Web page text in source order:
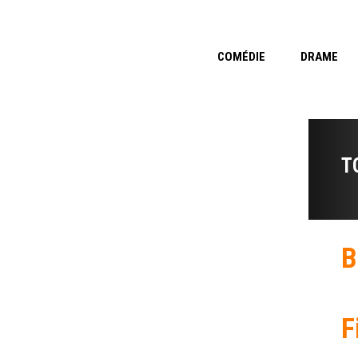
COMÉDIE DRAME